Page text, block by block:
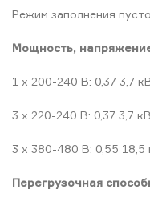
Режим заполнения
Мощность,
1 х 200-240 В: 0,37 3,7
3 х 220-240 В: 0,37 3,7
3 х 380-480 В: 0,55 18,5
Перегрузочная